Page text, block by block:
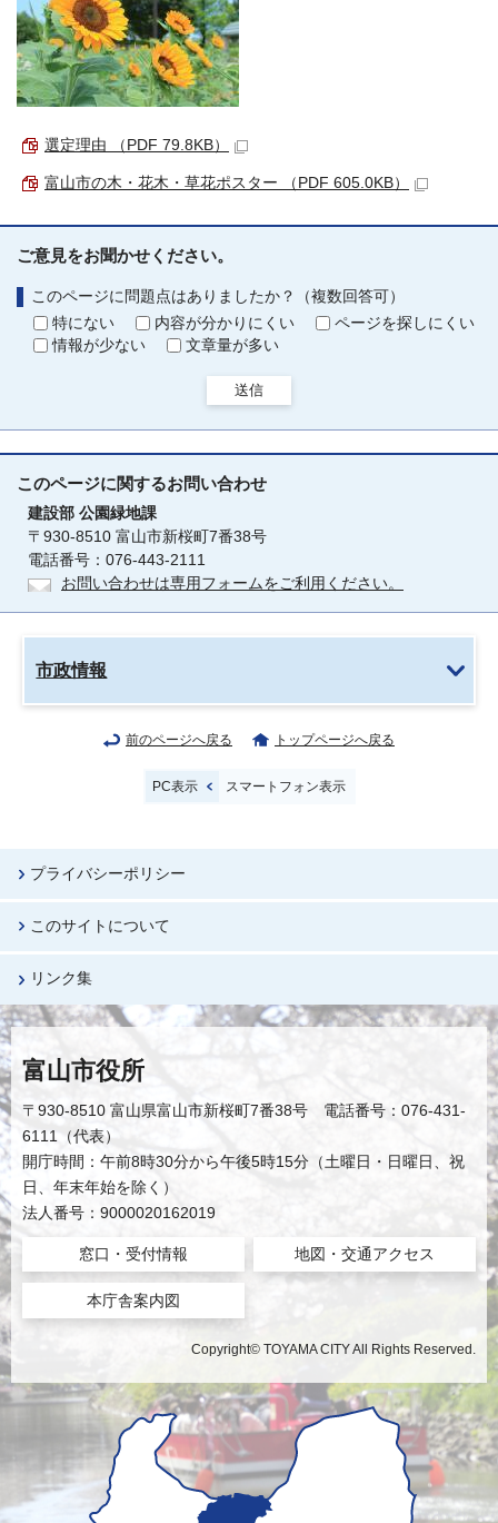
選定理由 （PDF 79.8KB）
富山市の木・花木・草花ポスター （PDF 605.0KB）
ご意見をお聞かせください。
このページに問題点はありましたか？（複数回答可）
特にない
内容が分かりにくい
ページを探しにくい
情報が少ない
文章量が多い
送信
このページに関するお問い合わせ
建設部 公園緑地課
〒930-8510 富山市新桜町7番38号
電話番号：076-443-2111
お問い合わせは専用フォームをご利用ください。
市政情報
前のページへ戻る トップページへ戻る
PC表示 スマートフォン表示
プライバシーポリシー
このサイトについて
リンク集
富山市役所
〒930-8510 富山県富山市新桜町7番38号 電話番号：076-431-
6111（代表）
開庁時間：午前8時30分から午後5時15分（土曜日・日曜日、祝
日、年末年始を除く）
法人番号：9000020162019
窓口・受付情報 地図・交通アクセス
本庁舎案内図
Copyright© TOYAMA CITY All Rights Reserved.